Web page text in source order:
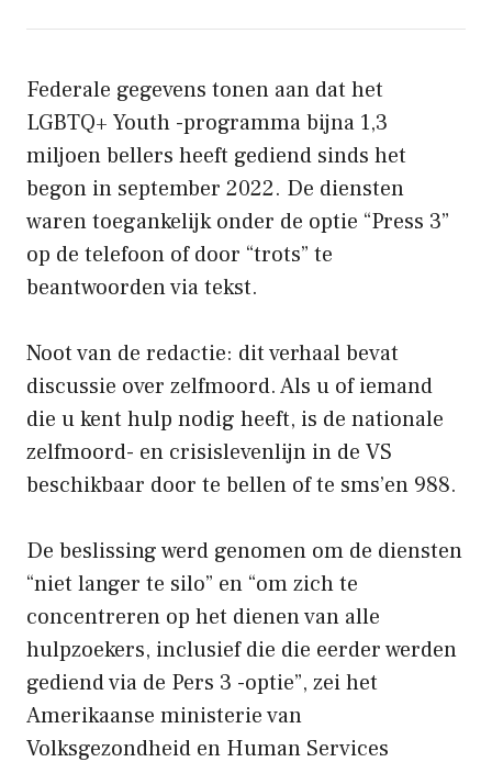
Federale gegevens tonen aan dat het
LGBTQ+ Youth -programma bijna 1,3
miljoen bellers heeft gediend sinds het
begon in september 2022. De diensten
waren toegankelijk onder de optie “Press 3”
op de telefoon of door “trots” te
beantwoorden via tekst.
Noot van de redactie: dit verhaal bevat
discussie over zelfmoord. Als u of iemand
die u kent hulp nodig heeft, is de nationale
zelfmoord- en crisislevenlijn in de VS
beschikbaar door te bellen of te sms’en 988.
De beslissing werd genomen om de diensten
“niet langer te silo” en “om zich te
concentreren op het dienen van alle
hulpzoekers, inclusief die die eerder werden
gediend via de Pers 3 -optie”, zei het
Amerikaanse ministerie van
Volksgezondheid en Human Services